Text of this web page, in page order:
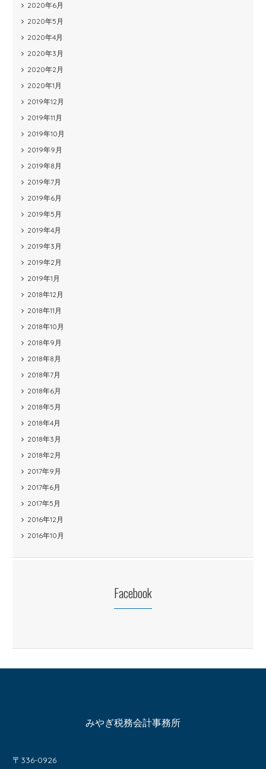
2020年6月
2020年5月
2020年4月
2020年3月
2020年2月
2020年1月
2019年12月
2019年11月
2019年10月
2019年9月
2019年8月
2019年7月
2019年6月
2019年5月
2019年4月
2019年3月
2019年2月
2019年1月
2018年12月
2018年11月
2018年10月
2018年9月
2018年8月
2018年7月
2018年6月
2018年5月
2018年4月
2018年3月
2018年2月
2017年9月
2017年6月
2017年5月
2016年12月
2016年10月
Facebook
みやぎ税務会計事務所
〒336-0926